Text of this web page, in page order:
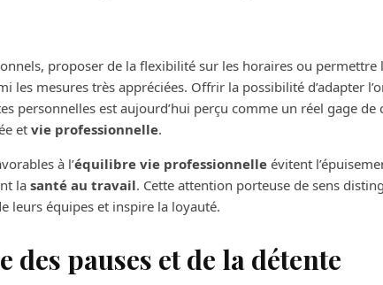
proposer de la flexibilité sur les horaires ou permettre
les mesures très appréciées. Offrir la possibilité d’adapter
personnelles est aujourd’hui perçu comme un réel gage de
et vie professionnelle.
à l’équilibre vie professionnelle évitent
la santé au travail. Cette attention porteuse de sens
leurs équipes et inspire la loyauté.
des pauses et de la détente